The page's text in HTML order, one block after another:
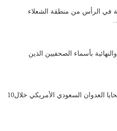
في الرأس من منطقة الشعلاء
بأسماء الصحفيين الذين
عين الإنسانية: ضحايا العدوان السعودي الأمريكي خلال10